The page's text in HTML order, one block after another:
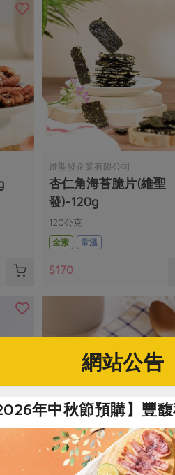
維聖發企業有限公司
杏仁角海苔脆片(維聖
發)-120g
120公克
全素
常溫
$170
豐喜食品股份有限公司
網站公告
年中秋節預購】豐